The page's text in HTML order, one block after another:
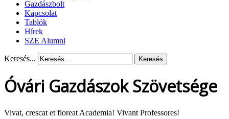
Gazdászbolt
Kapcsolat
Tablók
Hírek
SZE Alumni
Keresés... Keresés
Óvári Gazdászok Szövetsége
Vivat, crescat et floreat Academia! Vivant Professores!